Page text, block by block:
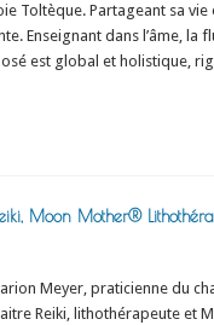
Toltèque. Partageant sa vie
Enseignant dans l’âme, la
est global et holistique,
Moon Mother®
Meyer, praticienne du
Reiki, lithothérapeute et